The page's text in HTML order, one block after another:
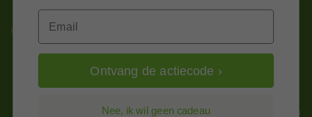
Kitcentrum is trots op:
Alle prijzen zijn in EURO en excl. 21% BTW
Email
Ontvang de actiecode ›
Nee, ik wil geen cadeau